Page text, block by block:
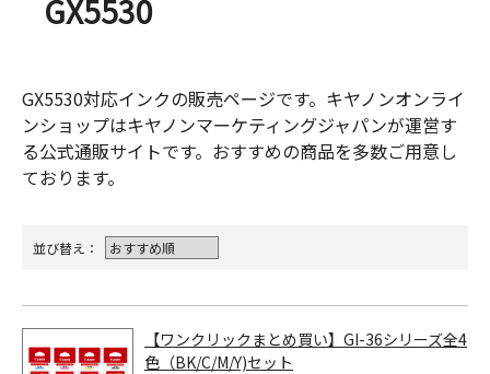
GX5530
GX5530対応インクの販売ページです。キヤノンオンライ
ンショップはキヤノンマーケティングジャパンが運営す
る公式通販サイトです。おすすめの商品を多数ご用意し
ております。
並び替え：
【ワンクリックまとめ買い】GI-36シリーズ全4
色（BK/C/M/Y)セット